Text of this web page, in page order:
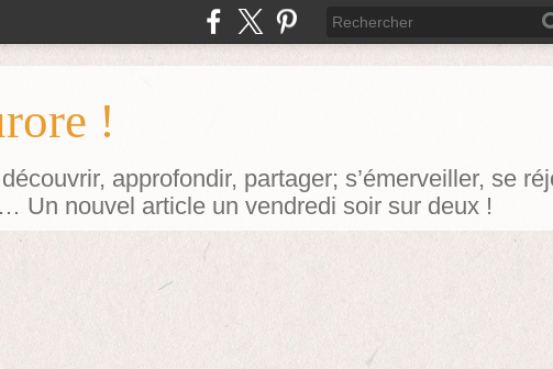
!
approfondir, partager; s’émerveiller, se
Un nouvel article un vendredi soir sur deux !